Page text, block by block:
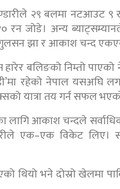
२९ बलमा नटआउट ९
रन जोडे। अन्य
गुलसन झा र आकाश चन्द
हारेर बलिङको निम्तो
रहेको नेपाल यसअघि
यात्रा तय गर्न सफल
लागि आकाश चन्दले
एक–एक विकेट लिए।
थियो भने दोस्रो खेलमा